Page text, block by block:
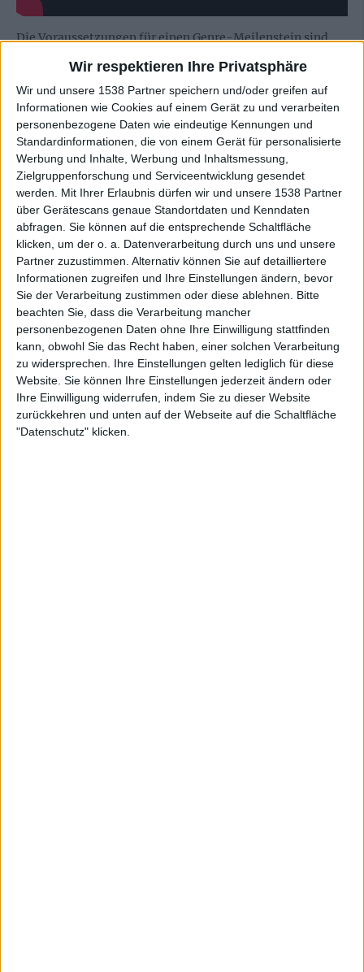
Wir respektieren Ihre Privatsphäre
Wir und unsere 1538 Partner speichern und/oder greifen auf
Informationen wie Cookies auf einem Gerät zu und verarbeiten
personenbezogene Daten wie eindeutige Kennungen und
Standardinformationen, die von einem Gerät für personalisierte
Werbung und Inhalte, Werbung und Inhaltsmessung,
Zielgruppenforschung und Serviceentwicklung gesendet
werden.
Mit Ihrer Erlaubnis dürfen wir und unsere 1538 Partner
über Gerätescans genaue Standortdaten und Kenndaten
abfragen. Sie können auf die entsprechende Schaltfläche
klicken, um der o. a. Datenverarbeitung durch uns und unsere
Partner zuzustimmen. Alternativ können Sie auf detailliertere
Informationen zugreifen und Ihre Einstellungen ändern, bevor
Sie der Verarbeitung zustimmen oder diese ablehnen.
Bitte
beachten Sie, dass die Verarbeitung mancher
personenbezogenen Daten ohne Ihre Einwilligung stattfinden
kann, obwohl Sie das Recht haben, einer solchen Verarbeitung
zu widersprechen. Ihre Einstellungen gelten lediglich für diese
Website. Sie können Ihre Einstellungen jederzeit ändern oder
Ihre Einwilligung widerrufen, indem Sie zu dieser Website
zurückkehren und unten auf der Webseite auf die Schaltfläche
"Datenschutz" klicken.
Die Voraussetzungen für einen Genre-Meilenstein sind
letztlich „nur“ ein sehr gutes Album geworden. Große
Schwächen lassen LOST IN GREY nicht erkennen, vielmehr
sind es lauter kleine Nickeligkeiten, die der Perfektion im
Weg stehen. So verfügt die Band mit Anne Lill Rajala und
Emily Leone über zwei begabte Sängerinnen, macht aber
zu wenig aus dem Wechselspiel der beiden Stimmen,
während die vereinzelten männlichen Gesangsparts von
Harri Koskela qualitativ deutlich abfallen und der als
Stilmittel überstrapazierte Kinderchor den Kitschfaktor
unnötig weit in die Höhe treibt.
Erst heftig schwedisch, dann folkig finnisch
Die erste Dreiviertelstunde powern LOST IN GREY
ziemlich atemlos durch, was in einer beeindruckend
heftigen Interpretation des schwedischen Traditionals
„Vem Kan Segla Förutan Vind“ gipfelt. Erst dann gibt es
mit der Ballade „Hailuoto“ eine Verschnaufpause mit
finnischem Gesang und starken Folk-Vibes. Dieser